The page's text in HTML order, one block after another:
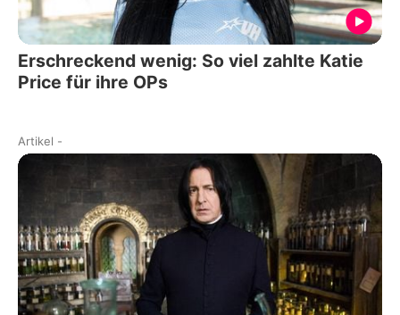
Erschreckend wenig: So viel zahlte Katie
Price für ihre OPs
Artikel -